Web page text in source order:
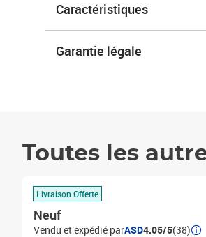
Caractéristiques
Garantie légale
Toutes les
Livraison Offerte
Neuf
Vendu et expédié parASD4.05/5(38)